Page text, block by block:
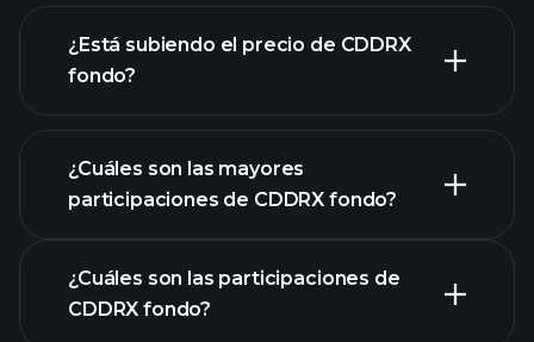
gráfico avanzado
¿Está subiendo el precio de CDDRX
fondo?
fondo
¿Cuáles son las mayores
participaciones de CDDRX fondo?
¿Cuáles son las participaciones de
CDDRX fondo?